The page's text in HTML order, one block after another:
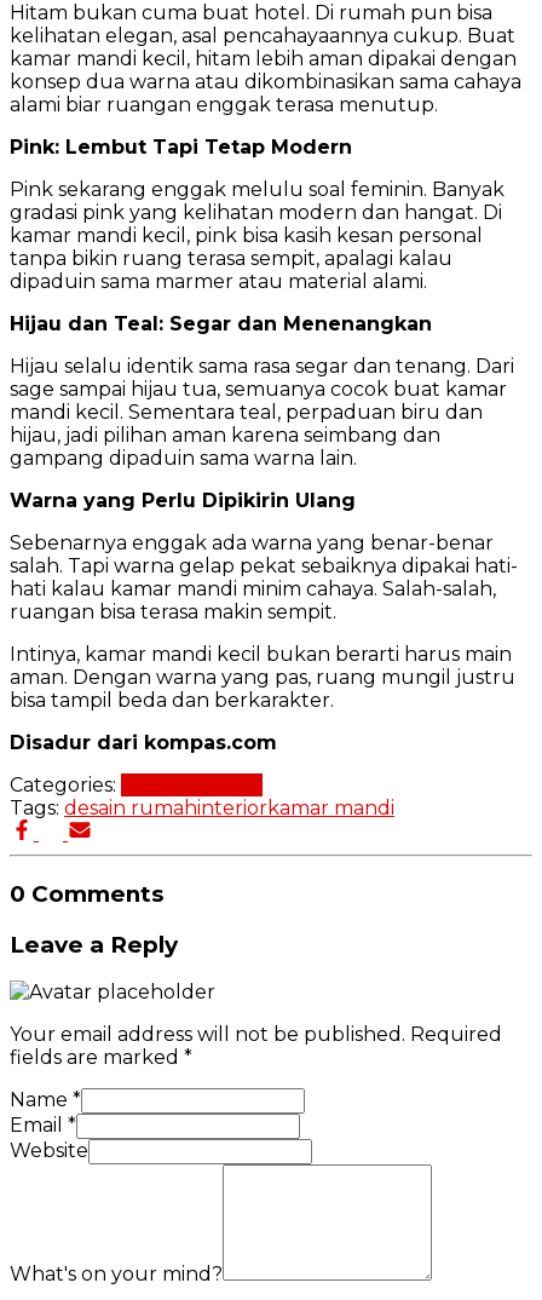
Hitam bukan cuma buat hotel. Di rumah pun bisa
kelihatan elegan, asal pencahayaannya cukup. Buat
kamar mandi kecil, hitam lebih aman dipakai dengan
konsep dua warna atau dikombinasikan sama cahaya
alami biar ruangan enggak terasa menutup.
Pink: Lembut Tapi Tetap Modern
Pink sekarang enggak melulu soal feminin. Banyak
gradasi pink yang kelihatan modern dan hangat. Di
kamar mandi kecil, pink bisa kasih kesan personal
tanpa bikin ruang terasa sempit, apalagi kalau
dipaduin sama marmer atau material alami.
Hijau dan Teal: Segar dan Menenangkan
Hijau selalu identik sama rasa segar dan tenang. Dari
sage sampai hijau tua, semuanya cocok buat kamar
mandi kecil. Sementara teal, perpaduan biru dan
hijau, jadi pilihan aman karena seimbang dan
gampang dipaduin sama warna lain.
Warna yang Perlu Dipikirin Ulang
Sebenarnya enggak ada warna yang benar-benar
salah. Tapi warna gelap pekat sebaiknya dipakai hati-
hati kalau kamar mandi minim cahaya. Salah-salah,
ruangan bisa terasa makin sempit.
Intinya, kamar mandi kecil bukan berarti harus main
aman. Dengan warna yang pas, ruang mungil justru
bisa tampil beda dan berkarakter.
Disadur dari kompas.com
Categories:
Tags: desain rumahinteriorkamar mandi
0 Comments
Leave a Reply
Your email address will not be published. Required
fields are marked *
Name *
Email *
Website
What's on your mind?